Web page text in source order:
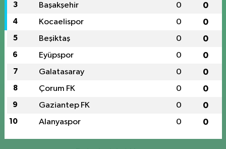
3 Başakşehir 0 0
4 Kocaelispor 0 0
5 Beşiktaş 0 0
6 Eyüpspor 0 0
7 Galatasaray 0 0
8 Çorum FK 0 0
9 Gaziantep FK 0 0
10 Alanyaspor 0 0